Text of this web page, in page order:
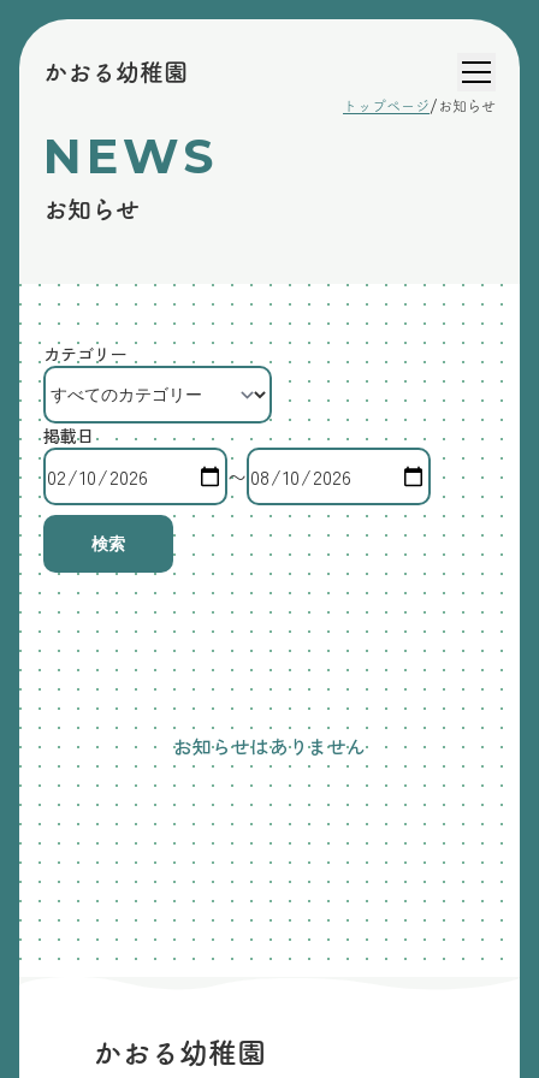
かおる幼稚園
トップページ/ お知らせ
NEWS
お知らせ
カテゴリー
掲載日
〜
検索
お知らせはありません
かおる幼稚園